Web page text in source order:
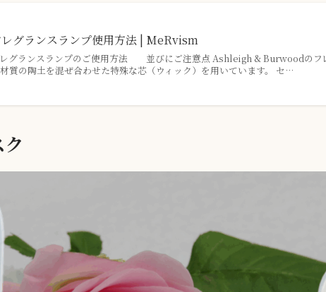
レグランスランプ使用方法 | MeRvism
グランスランプのご使用方法 並びにご注意点 Ashleigh & Burwoodのフ
質の陶土を混ぜ合わせた特殊な芯（ウィック）を用いています。 セ…